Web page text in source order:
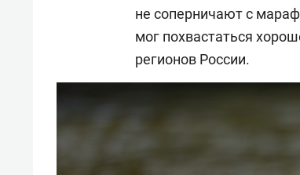
не соперничают с
мог похвастаться
регионов России.